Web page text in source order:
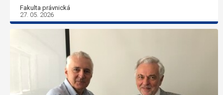
Fakulta právnická
27. 05. 2026